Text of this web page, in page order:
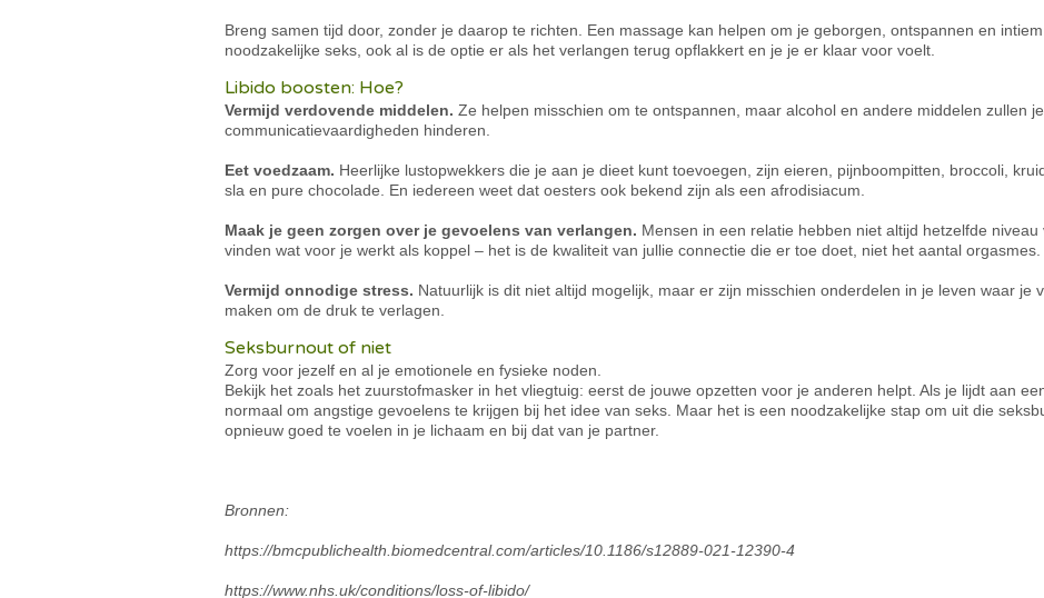
Breng samen tijd door, zonder je daarop te richten. Een massage kan helpen om je geborgen, ontspannen en
noodzakelijke seks, ook al is de optie er als het verlangen terug opflakkert en je je er klaar voor voelt.
Libido boosten: Hoe?
Vermijd verdovende middelen. Ze helpen misschien om te ontspannen, maar alcohol en andere middelen zullen
communicatievaardigheden hinderen.
Eet voedzaam. Heerlijke lustopwekkers die je aan je dieet kunt toevoegen, zijn eieren, pijnboompitten, broccoli,
sla en pure chocolade. En iedereen weet dat oesters ook bekend zijn als een afrodisiacum.
Maak je geen zorgen over je gevoelens van verlangen. Mensen in een relatie hebben niet altijd hetzelfde
vinden wat voor je werkt als koppel – het is de kwaliteit van jullie connectie die er toe doet, niet het aantal orgasmes.
Vermijd onnodige stress. Natuurlijk is dit niet altijd mogelijk, maar er zijn misschien onderdelen in je leven waar je
maken om de druk te verlagen.
Seksburnout of niet
Zorg voor jezelf en al je emotionele en fysieke noden.
Bekijk het zoals het zuurstofmasker in het vliegtuig: eerst de jouwe opzetten voor je anderen helpt. Als je lijdt aan
normaal om angstige gevoelens te krijgen bij het idee van seks. Maar het is een noodzakelijke stap om uit die
opnieuw goed te voelen in je lichaam en bij dat van je partner.
Bronnen:
https://bmcpublichealth.biomedcentral.com/articles/10.1186/s12889-021-12390-4
https://www.nhs.uk/conditions/loss-of-libido/